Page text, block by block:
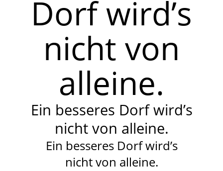
Dorf wird’s
nicht von
alleine.
Ein besseres Dorf wird’s
nicht von alleine.
Ein besseres Dorf wird’s
nicht von alleine.